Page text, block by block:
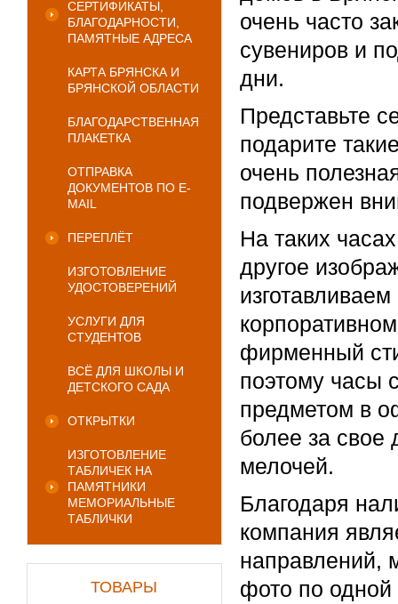
СЕРТИФИКАТЫ,
БЛАГОДАРНОСТИ,
ПАМЯТНЫЕ АДРЕСА
КАРТА БРЯНСКА И
БРЯНСКОЙ ОБЛАСТИ
БЛАГОДАРСТВЕННАЯ
ПЛАКЕТКА
ОТПРАВКА
ДОКУМЕНТОВ ПО E-
MAIL
ПЕРЕПЛЁТ
ИЗГОТОВЛЕНИЕ
УДОСТОВЕРЕНИЙ
УСЛУГИ ДЛЯ
СТУДЕНТОВ
ВСЁ ДЛЯ ШКОЛЫ И
ДЕТСКОГО САДА
ОТКРЫТКИ
ИЗГОТОВЛЕНИЕ
ТАБЛИЧЕК НА
ПАМЯТНИКИ
МЕМОРИАЛЬНЫЕ
ТАБЛИЧКИ
ТОВАРЫ
очень часто
сувениров и
дни.
Представьте
подарите
очень
подвержен
На таких
другое
фирменный
поэтому часы
предметом в
более за свое
мелочей.
Благодаря
компания
направлений,
фото по одной